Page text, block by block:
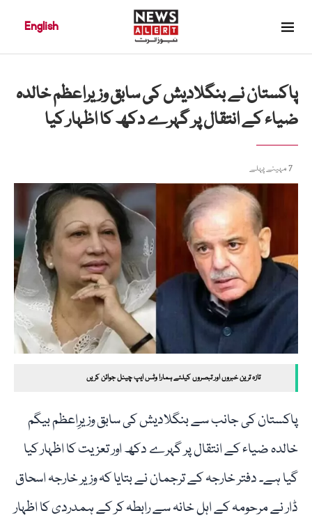
English
پاکستان نے بنگلادیش کی سابق وزیراعظم خالدہ
ضیاء کے انتقال پر گہرے دکھ کا اظہار کیا
7 مہینے پہلے
تازہ ترین خبروں اور تبصروں کیلئے ہمارا وٹس ایپ چینل جوائن کریں
پاکستان کی جانب سے بنگلادیش کی سابق وزیرِاعظم بیگم
خالدہ ضیاء کے انتقال پر گہرے دکھ اور تعزیت کا اظہار کیا
گیا ہے۔ دفتر خارجہ کے ترجمان نے بتایا کہ وزیر خارجہ اسحاق
ڈار نے مرحومہ کے اہل خانہ سے رابطہ کر کے ہمدردی کا اظہار